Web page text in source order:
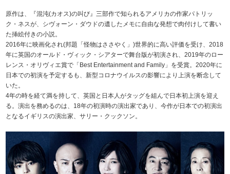
原作は、『混沌(カオス)の叫び』三部作で知られるアメリカの作家パトリッ
ク・ネスが、シヴォーン・ダウドの遺したメモに自由な発想で肉付けして書い
た挿絵付きの小説。
2016年に映画化され(邦題「怪物はささやく」)世界的に高い評価を受け、2018
年に英国のオールド・ヴィック・シアターで舞台版が初演され、2019年のロー
レンス・オリヴィエ賞で「Best Entertainment and Family」を受賞。2020年に
日本での初演を予定するも、新型コロナウイルスの影響により上演を断念して
いた。
4年の時を経て満を持して、英国と日本人がタッグを組んで日本初上演を迎え
る。演出を務めるのは、18年の初演時の演出家であり、今作が日本での初演出
となるイギリスの演出家、サリー・クックソン。